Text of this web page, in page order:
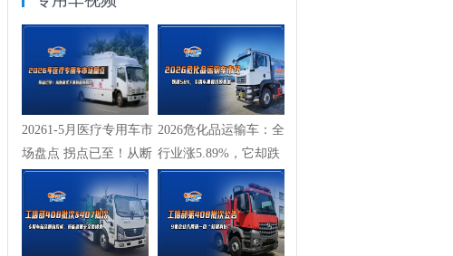
20261-5月医疗专用车市
场盘点 拐点已至！从断
崖式下...
2026危化品运输车：全
行业涨5.89%，它却跌
58%，专用车...